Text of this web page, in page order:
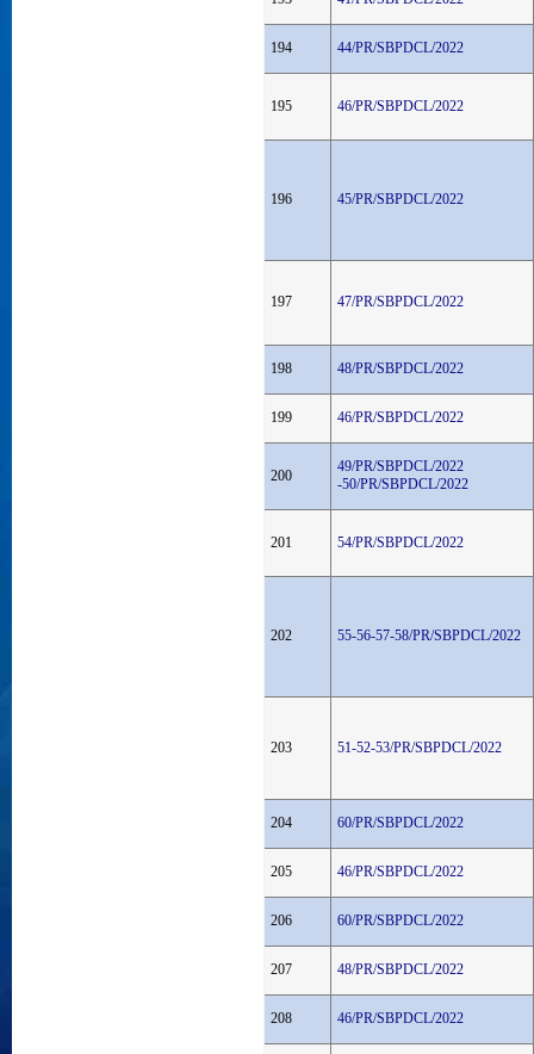
194 44/PR/SBPDCL/2022
195 46/PR/SBPDCL/2022
196 45/PR/SBPDCL/2022
197 47/PR/SBPDCL/2022
198 48/PR/SBPDCL/2022
199 46/PR/SBPDCL/2022
200
49/PR/SBPDCL/2022
-50/PR/SBPDCL/2022
201 54/PR/SBPDCL/2022
202 55-56-57-58/PR/SBPDCL/2022
203 51-52-53/PR/SBPDCL/2022
204 60/PR/SBPDCL/2022
205 46/PR/SBPDCL/2022
206 60/PR/SBPDCL/2022
207 48/PR/SBPDCL/2022
208 46/PR/SBPDCL/2022